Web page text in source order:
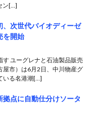
ン[…]
次世代バイオディーゼ
を開始
ユーグレナと石油製品販売
屋市）は6月2日、中川物産グ
いる名港潮[…]
点に自動仕分けソータ